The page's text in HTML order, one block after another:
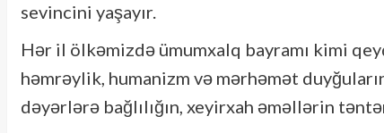
sevincini yaşayır.
Hər il ölkəmizdə ümumxalq bayramı kimi
həmrəylik, humanizm və mərhəmət
dəyərlərə bağlılığın, xeyirxah əməllərin